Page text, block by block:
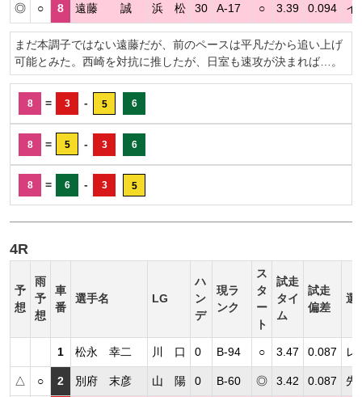
◎ ○ 8 遠藤 誠 浜 松 30 A-17 ○ 3.39 0.094 イ
まだ本調子ではない遠藤だが、前のペースは平凡だから追い上げ
可能とみた。西崎を対抗に推したが、日室も速攻が決まれば…。
8 = 3 - 5 6
8 = 5 - 3 6
8 = 6 - 3 5
4R
予
想
雨
予
想
車
番
選手名 LG
ハ
ン
デ
現ラ
ンク
ス
タ
ー
ト
試走
タイ
ム
試走
偏差
選
1 松永 幸二 川 口 0 B-94 ○ 3.47 0.087 レ
△ ○ 2 別府 末彦 山 陽 0 B-60 ◎ 3.42 0.087 先